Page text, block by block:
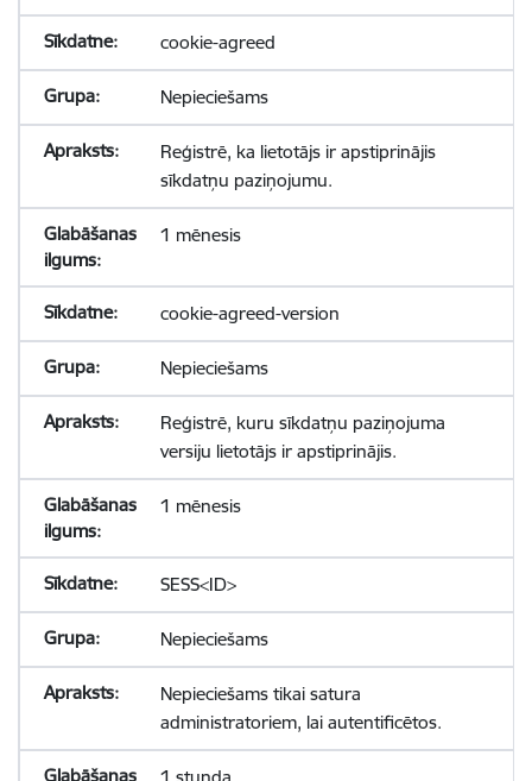
cookie-agreed
Nepieciešams
Reģistrē, ka lietotājs ir apstiprinājis
sīkdatņu paziņojumu.
1 mēnesis
cookie-agreed-version
Nepieciešams
Reģistrē, kuru sīkdatņu paziņojuma
versiju lietotājs ir apstiprinājis.
1 mēnesis
SESS<ID>
Nepieciešams
Nepieciešams tikai satura
administratoriem, lai autentificētos.